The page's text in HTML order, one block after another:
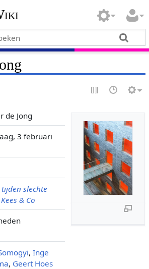
de Jong
3 februari
tijden slechte
Kees & Co
, Inge
, Geert Hoes